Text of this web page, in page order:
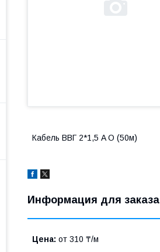
Кабель ВВГ 2*1,5 A O (50м)
Информация для заказа
Цена: от 310 ₸/м